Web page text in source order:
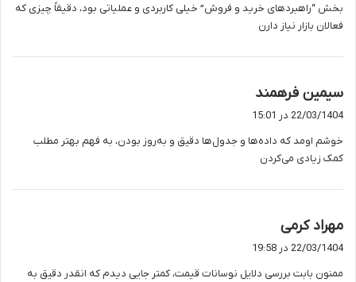
:
بخش “راهبردهای خرید و فروش” خیلی کاربردی و عملیاتی بود، دقیقاً چیزی که
فعالان بازار نیاز دارن
سیمین فرهمند
ف
:
22/03/1404 در 15:01
خوشم اومد که داده‌ها و جدول‌ها دقیق و به‌روز بودن، به فهم بهتر مطلب
کمک زیادی می‌کردن
مهراد کرمی
ف
:
22/03/1404 در 19:58
ممنون بابت بررسی دلایل نوسانات قیمت، کمتر جایی دیدم که انقدر دقیق به